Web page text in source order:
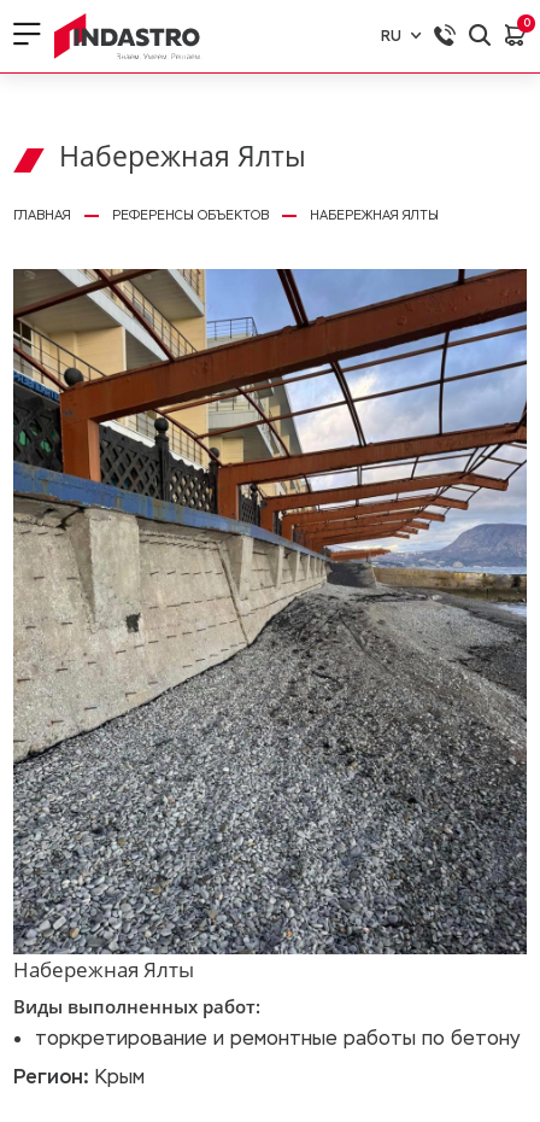
RU
RU
0
Набережная Ялты
ГЛАВНАЯ РЕФЕРЕНСЫ ОБЪЕКТОВ НАБЕРЕЖНАЯ ЯЛТЫ
Набережная Ялты
Виды выполненных работ:
торкретирование и ремонтные работы по бетону
Регион: Крым